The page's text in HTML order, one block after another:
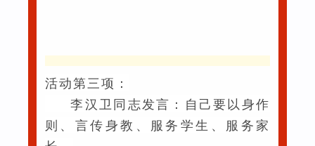
活动第三项：
李汉卫同志发言：自己要以身作
则、言传身教、服务学生、服务家